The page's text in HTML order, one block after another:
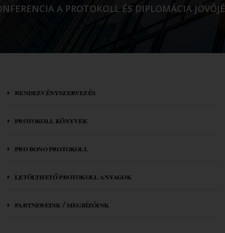
A PROTOKOLL ÉS DIPLOMÁCIA
rendezvényszervezés
protokoll könyvek
pro bono protokoll
letölthető protokoll anyagok
partnereink / megbízóink